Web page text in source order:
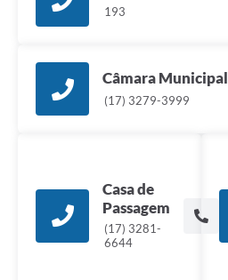
193
Câmara Municipal
(17) 3279-3999
Casa de
Passagem
(17) 3281-
6644